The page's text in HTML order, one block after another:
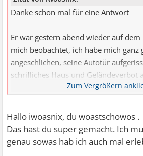
Danke schon mal für eine Antwort
Er war gestern abend wieder auf
mich beobachtet, ich habe mich ganz
angeschlichen, seine Autotür
schrifliches Haus und Geländeverbot
gesagt dass ich weiß dass er mich
gefälligst verpissen soll, sonst zeig ich
gar nicht zu Wort kommen lassen, er
erschrocken, dass ich eigentlich
können, im nachhinein war ich aber
Hallo iwoasnix, du woastschowos .
Das hast du super gemacht. Ich
genau sowas hab ich auch mal